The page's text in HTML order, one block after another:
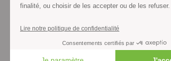
/ TOURS — 22 janvier 2026